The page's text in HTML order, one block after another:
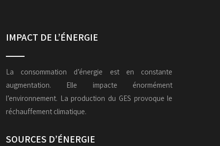
IMPACT DE L’ÉNERGIE
La consommation d’énergie est en constante
augmentation. Elle impacte énormément
l’environnement. La production du GES provoque le
réchauffement climatique.
SOURCES D’ÉNERGIE